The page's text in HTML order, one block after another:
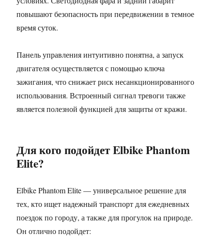
повышают безопасность при передвижении в темное
время суток.
Панель управления интуитивно понятна, а запуск
двигателя осуществляется с помощью ключа
зажигания, что снижает риск несанкционированного
использования. Встроенный сигнал тревоги также
является полезной функцией для защиты от кражи.
Для кого подойдет Elbike Phantom
Elite?
Elbike Phantom Elite — универсальное решение для
тех, кто ищет надежный транспорт для ежедневных
поездок по городу, а также для прогулок на природе.
Он отлично подойдет: